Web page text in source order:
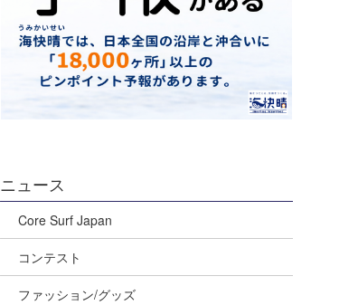
ニュース
Core Surf Japan
コンテスト
ファッション/グッズ